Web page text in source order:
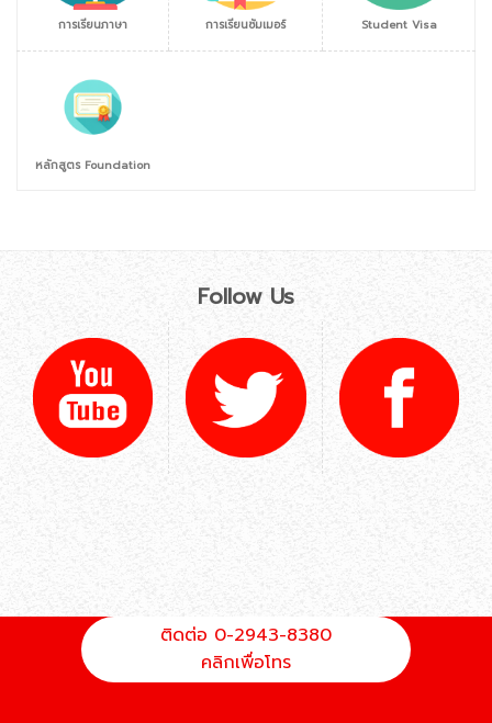
การเรียนภาษา การเรียนซัมเมอร์ Student Visa
หลักสูตร Foundation
Follow Us
ติดต่อ 0-2943-8380
คลิกเพื่อโทร